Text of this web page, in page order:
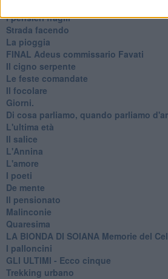
I pensieri fragili
Strada facendo
La pioggia
FINAL Adeus commissario Favati
Il cigno serpente
Le feste comandate
Il focolare
Giorni.
Di cosa parliamo, quando parliamo
L'ultima età
Il salice
L'Annina
L'amore
I poeti
De mente
Il pensionato
Malinconie
Quaresima
LA BIONDA DI SOIANA Memorie del
I palloncini
GLI ULTIMI - Ecco cinque
Trekking urbano